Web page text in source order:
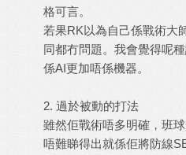
格可言。
若果RK以為自己係戰術大
同都冇問題。我會覺得呢
係AI更加唔係機器。
2. 過於被動的打法
雖然佢戰術唔多明確，班
唔難睇得出就係佢將防線